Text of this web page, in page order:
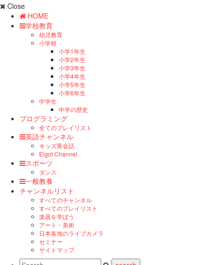
Close
HOME
学校教育
幼児教育
小学校
小学1年生
小学2年生
小学3年生
小学4年生
小学5年生
小学6年生
中学生
中学の歴史
プログラミング
全てのプレイリスト
英語チャンネル
キッズ英会話
Eigot Channel
スポーツ
ダンス
一般教養
チャンネルリスト
すべてのチャンネル
すべてのプレイリスト
楽器を学ぼう
アート・美術
日本各地のライブカメラ
セミナー
サイトマップ